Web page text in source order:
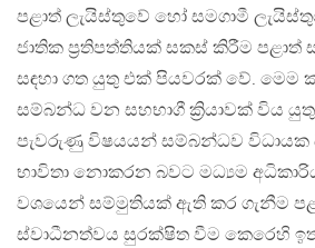
පළාත් ලැයිස්තුවේ හෝ සමගාමී
ජාතික ප්‍රතිපත්තියක් සකස් කිරීම පළාත්
සඳහා ගත යුතු එක් පියවරක් වේ. මෙම
සම්බන්ධ වන සහභාගී ක්‍රියාවක් විය
පැවරුණු විෂයයන් සම්බන්ධව
භාවිතා නොකරන බවට මධ්‍යම
වශයෙන් සම්මුතියක් ඇති කර ගැනීම
ස්වාධීනත්වය සුරක්ෂිත වීම කෙරෙහි